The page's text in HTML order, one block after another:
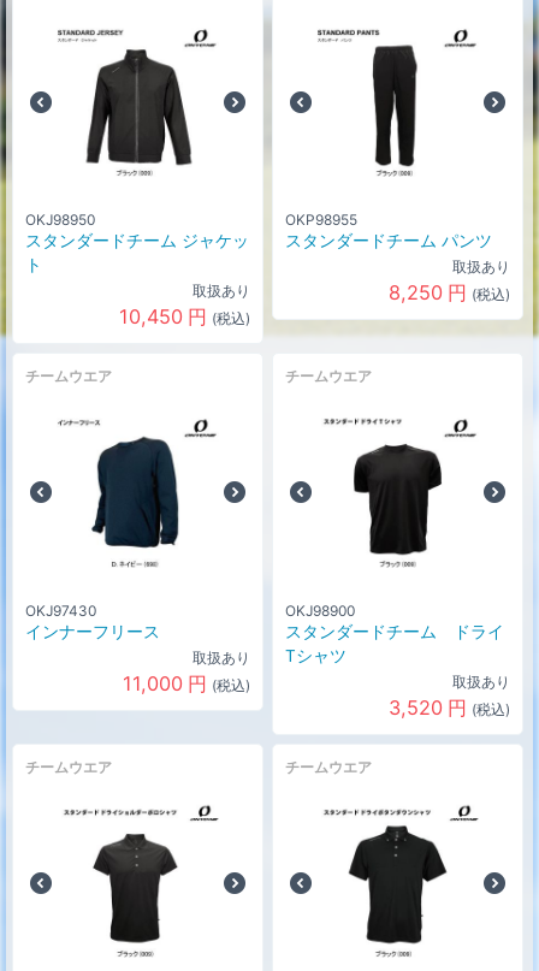
OKJ98950
スタンダードチーム ジャケッ
ト
取扱あり
10,450 円 (税込)
OKP98955
スタンダードチーム パンツ
取扱あり
8,250 円 (税込)
チームウエア
OKJ97430
インナーフリース
取扱あり
11,000 円 (税込)
チームウエア
OKJ98900
スタンダードチーム ドライ
Tシャツ
取扱あり
3,520 円 (税込)
チームウエア チームウエア